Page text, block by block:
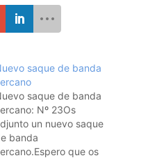
saque de banda
saque de banda
Nº 23Os
un nuevo saque
banda
que os